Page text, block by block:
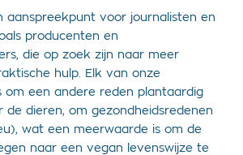
aanspreekpunt voor journalisten en
producenten en
die op zoek zijn naar meer
hulp. Elk van onze
om een andere reden plantaardig
de dieren, om gezondheidsredenen
wat een meerwaarde is om de
naar een vegan levenswijze te